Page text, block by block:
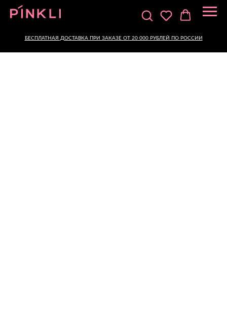
БЕСПЛАТНАЯ ДОСТАВКА ПРИ ЗАКАЗЕ ОТ 20 000 РУБЛЕЙ ПО РОССИИ